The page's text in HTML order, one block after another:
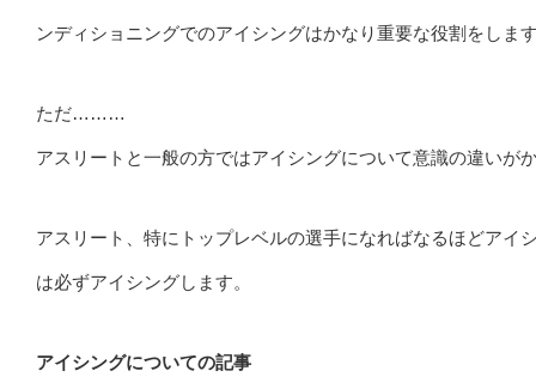
ンディショニングでのアイシングはかなり重要な役割をしま
ただ………
アスリートと一般の方ではアイシングについて意識の違いが
アスリート、特にトップレベルの選手になればなるほどア
は必ずアイシングします。
アイシングについての記事